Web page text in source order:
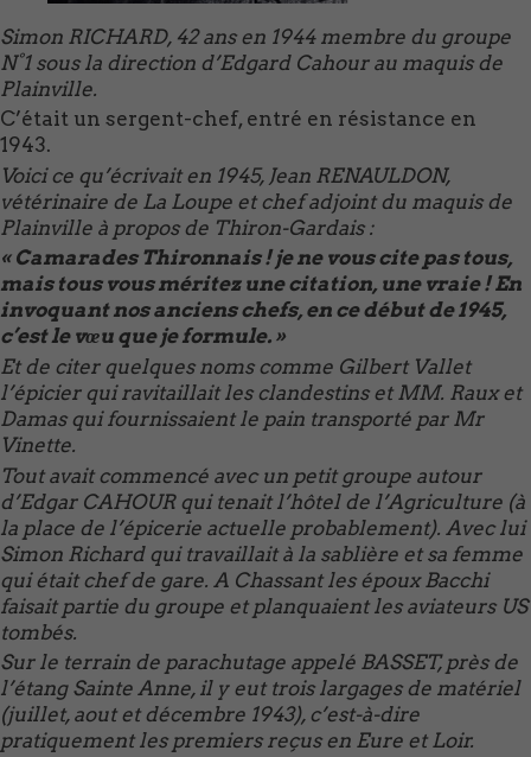
Simon RICHARD, 42 ans en 1944 membre du groupe
N°1 sous la direction d’Edgard Cahour au maquis de
Plainville.
C’était un sergent-chef, entré en résistance en
1943.
Voici ce qu’écrivait en 1945, Jean RENAULDON,
vétérinaire de La Loupe et chef adjoint du maquis de
Plainville à propos de Thiron-Gardais :
« Camarades Thironnais ! je ne vous cite pas tous,
mais tous vous méritez une citation, une vraie ! En
invoquant nos anciens chefs, en ce début de 1945,
c’est le vœu que je formule. »
Et de citer quelques noms comme Gilbert Vallet
l’épicier qui ravitaillait les clandestins et MM. Raux et
Damas qui fournissaient le pain transporté par Mr
Vinette.
Tout avait commencé avec un petit groupe autour
d’Edgar CAHOUR qui tenait l’hôtel de l’Agriculture (à
la place de l’épicerie actuelle probablement). Avec lui
Simon Richard qui travaillait à la sablière et sa femme
qui était chef de gare. A Chassant les époux Bacchi
faisait partie du groupe et planquaient les aviateurs US
tombés.
Sur le terrain de parachutage appelé BASSET, près de
l’étang Sainte Anne, il y eut trois largages de matériel
(juillet, aout et décembre 1943), c’est-à-dire
pratiquement les premiers reçus en Eure et Loir.